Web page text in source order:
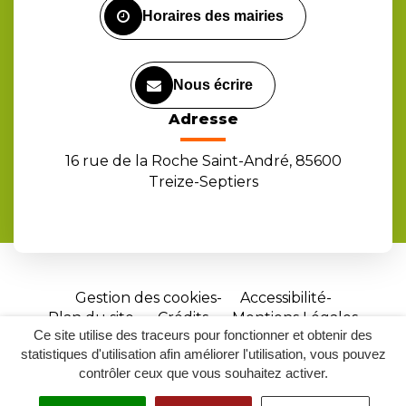
Ce site utilise des traceurs pour fonctionner et obtenir des
statistiques d'utilisation afin améliorer l'utilisation, vous pouvez
contrôler ceux que vous souhaitez activer.
Horaires des mairies
Nous écrire
Adresse
16 rue de la Roche Saint-André, 85600
Treize-Septiers
Gestion des cookies
Accessibilité
Plan du site
Crédits
Mentions Légales
Site
réalisé
par